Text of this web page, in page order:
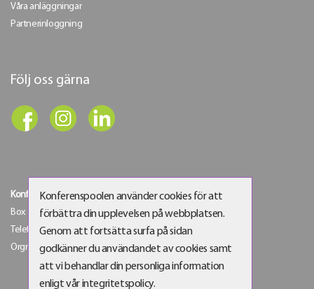
Konferenspoolen använder cookies för att
förbättra din upplevelsen på webbplatsen.
Genom att fortsätta surfa på sidan
godkänner du användandet av cookies samt
att vi behandlar din personliga information
enligt vår integritetspolicy.
Våra anläggningar
Partnerinloggning
Följ oss gärna
Konferenspoolen Sverige AB
Box 145 | 125 30 Älvsjö | Besöksadress: Älvsjö gårdsväg 6
Telefon:08-21 61 00 | E-post:info@konferenspoolen.se
Orgnr: 556538-4129